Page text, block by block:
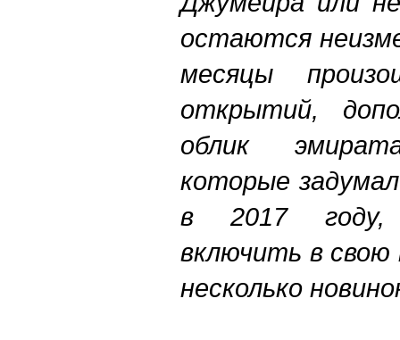
остаются
месяцы
открытий,
облик
которые
в 2017 году,
включить в
несколько